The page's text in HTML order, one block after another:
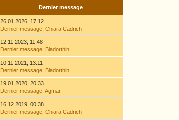
Dernier message
26.01.2026, 17:12
Dernier message:Chiara Cadrich
12.11.2023, 11:48
Dernier message: Bladorthin
10.11.2021, 13:11
Dernier message: Bladorthin
19.01.2020, 20:33
Dernier message:Agmar
16.12.2019, 00:38
Dernier message:Chiara Cadrich